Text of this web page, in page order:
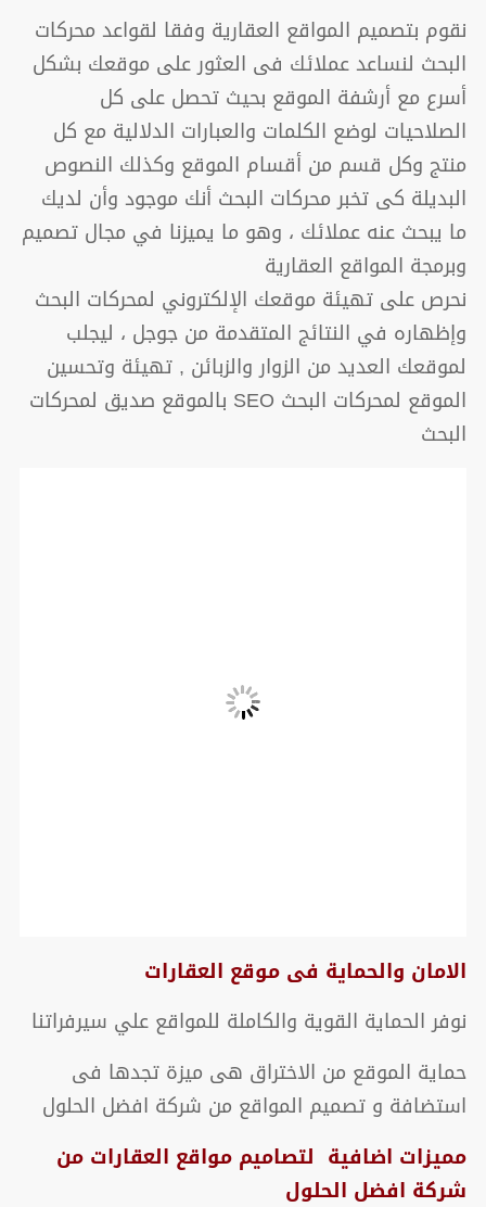
نقوم بتصميم المواقع العقارية وفقا لقواعد محركات
البحث لنساعد عملائك فى العثور على موقعك بشكل
أسرع مع أرشفة الموقع بحيث تحصل على كل
الصلاحيات لوضع الكلمات والعبارات الدلالية مع كل
منتج وكل قسم من أقسام الموقع وكذلك النصوص
البديلة كى تخبر محركات البحث أنك موجود وأن لديك
ما يبحث عنه عملائك ، وهو ما يميزنا في مجال تصميم
وبرمجة المواقع العقارية
نحرص على تهيئة موقعك الإلكتروني لمحركات البحث
وإظهاره في النتائج المتقدمة من جوجل ، ليجلب
لموقعك العديد من الزوار والزبائن , تهيئة وتحسين
الموقع لمحركات البحث SEO بالموقع صديق لمحركات
البحث
الامان والحماية فى موقع العقارات
نوفر الحماية القوية والكاملة للمواقع علي سيرفراتنا
حماية الموقع من الاختراق هى ميزة تجدها فى
استضافة و تصميم المواقع من شركة افضل الحلول
مميزات اضافية لتصاميم مواقع العقارات من
شركة افضل الحلول